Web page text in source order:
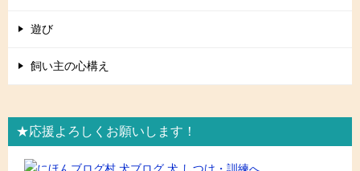
遊び
飼い主の心構え
★応援よろしくお願いします！